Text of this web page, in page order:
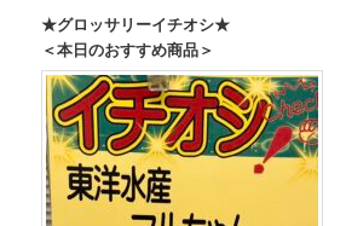
★グロッサリーイチオシ★
＜本日のおすすめ商品＞